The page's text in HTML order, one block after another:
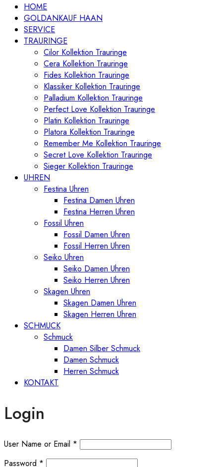
HOME
GOLDANKAUF HAAN
SERVICE
TRAURINGE
Cilor Kollektion Trauringe
Cera Kollektion Trauringe
Fides Kollektion Trauringe
Klassiker Kollektion Trauringe
Palladium Kollektion Trauringe
Perfect Love Kollektion Trauringe
Platin Kollektion Trauringe
Platora Kollektion Trauringe
Remember Me Kollektion Trauringe
Secret Love Kollektion Trauringe
Sieger Kollektion Trauringe
UHREN
Festina Uhren
Festina Damen Uhren
Festina Herren Uhren
Fossil Uhren
Fossil Damen Uhren
Fossil Herren Uhren
Seiko Uhren
Seiko Damen Uhren
Seiko Herren Uhren
Skagen Uhren
Skagen Damen Uhren
Skagen Herren Uhren
SCHMUCK
Schmuck
Damen Silber Schmuck
Damen Schmuck
Herren Schmuck
KONTAKT
Login
User Name or Email *
Password *